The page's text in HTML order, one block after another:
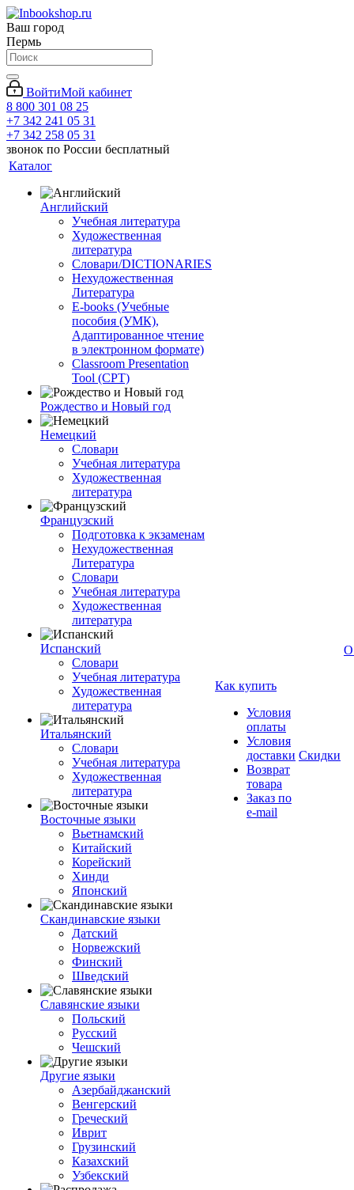
Ваш город
Пермь
ВойтиМой кабинет
8 800 301 08 25
+7 342 241 05 31
+7 342 258 05 31
звонок по России бесплатный
Каталог
Английский
Учебная литература
Художественная
литература
Словари/DICTIONARIES
Нехудожественная
Литература
E-books (Учебные
пособия (УМК),
Адаптированное чтение
в электронном формате)
Classroom Presentation
Tool (CPT)
Рождество и Новый год
Немецкий
Словари
Учебная литература
Художественная
литература
Французский
Подготовка к экзаменам
Нехудожественная
Литература
Словари
Учебная литература
Художественная
литература
Испанский
Словари
Учебная литература
Художественная
литература
Итальянский
Словари
Учебная литература
Художественная
литература
Восточные языки
Вьетнамский
Китайский
Корейский
Хинди
Японский
Скандинавские языки
Датский
Норвежский
Финский
Шведский
Славянские языки
Польский
Русский
Чешский
Другие языки
Азербайджанский
Венгерский
Греческий
Иврит
Грузинский
Казахский
Узбекский
Как купить
Условия
оплаты
Условия
доставки
Возврат
товара
Заказ по
e-mail
Скидки
О